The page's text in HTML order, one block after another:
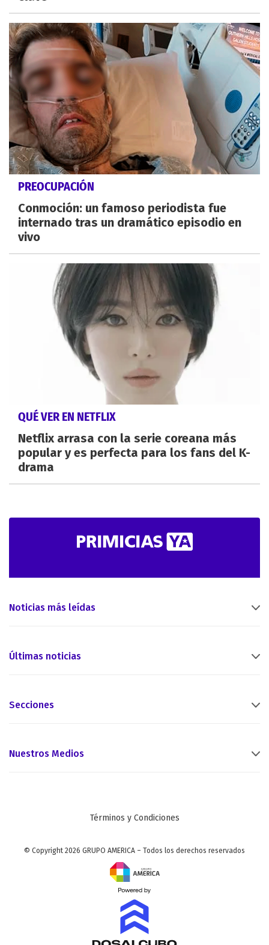
PREOCUPACIÓN
Conmoción: un famoso periodista fue
internado tras un dramático episodio en
vivo
QUÉ VER EN NETFLIX
Netflix arrasa con la serie coreana más
popular y es perfecta para los fans del K-
drama
Noticias más leídas
Últimas noticias
Secciones
Nuestros Medios
Términos y Condiciones
© Copyright 2026 GRUPO AMERICA – Todos los derechos reservados